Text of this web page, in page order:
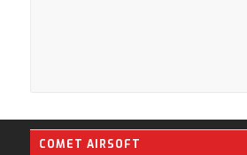
COMET AIRSOFT